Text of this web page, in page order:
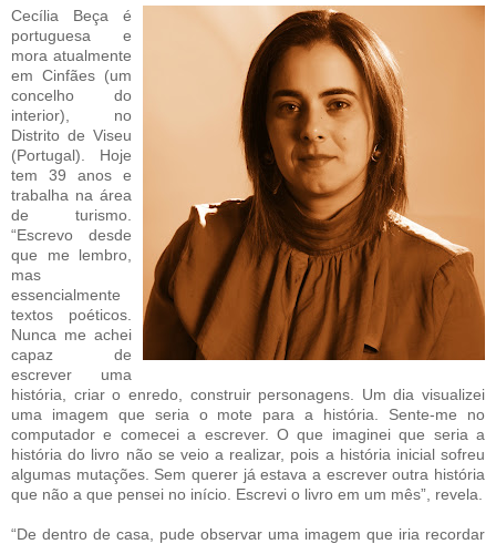
Cecília Beça é
portuguesa e
mora atualmente
em Cinfães (um
concelho do
interior), no
Distrito de Viseu
(Portugal). Hoje
tem 39 anos e
trabalha na área
de turismo.
“Escrevo desde
que me lembro,
mas
essencialmente
textos poéticos.
Nunca me achei
capaz de
escrever uma
história, criar o enredo, construir personagens. Um dia visualizei
uma imagem que seria o mote para a história. Sente-me no
computador e comecei a escrever. O que imaginei que seria a
história do livro não se veio a realizar, pois a história inicial sofreu
algumas mutações. Sem querer já estava a escrever outra história
que não a que pensei no início. Escrevi o livro em um mês”, revela.
“De dentro de casa, pude observar uma imagem que iria recordar